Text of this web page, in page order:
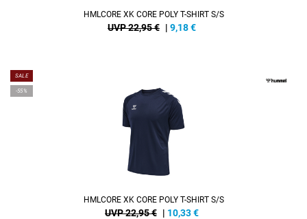
HMLCORE XK CORE POLY T-SHIRT S/S
UVP 22,95 € | 9,18€
SALE
-55%
HMLCORE XK CORE POLY T-SHIRT S/S
UVP 22,95 € | 10,33€